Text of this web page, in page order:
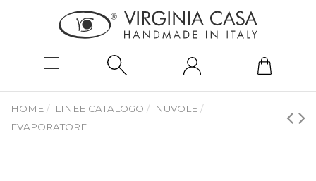
HOME LINEE CATALOGO
NUVOLE
EVAPORATORE